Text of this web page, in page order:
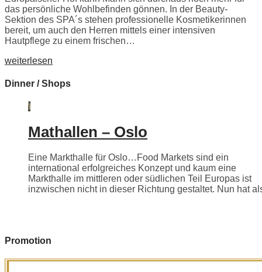
das persönliche Wohlbefinden gönnen. In der Beauty-
Sektion des SPA´s stehen professionelle Kosmetikerinnen
bereit, um auch den Herren mittels einer intensiven
Hautpflege zu einem frischen…
weiterlesen
Dinner / Shops
Mathallen – Oslo
Eine Markthalle für Oslo…Food Markets sind ein
international erfolgreiches Konzept und kaum eine
Markthalle im mittleren oder südlichen Teil Europas ist
inzwischen nicht in dieser Richtung gestaltet. Nun hat
Promotion